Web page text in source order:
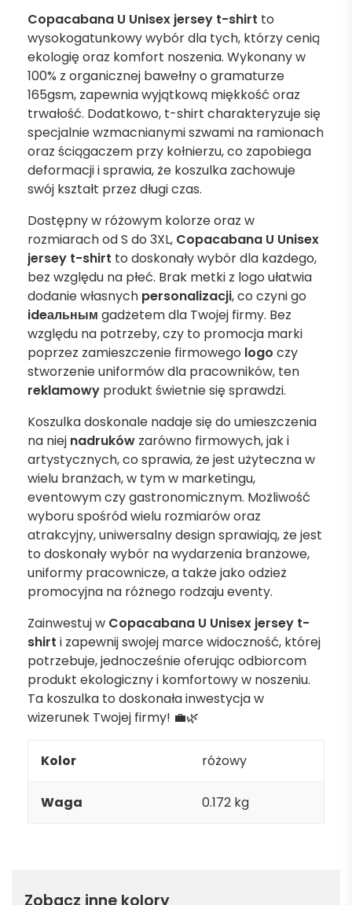
Copacabana U Unisex jersey t-shirt to
wysokogatunkowy wybór dla tych, którzy cenią
ekologię oraz komfort noszenia. Wykonany w
100% z organicznej bawełny o gramaturze
165gsm, zapewnia wyjątkową miękkość oraz
trwałość. Dodatkowo, t-shirt charakteryzuje się
specjalnie wzmacnianymi szwami na ramionach
oraz ściągaczem przy kołnierzu, co zapobiega
deformacji i sprawia, że koszulka zachowuje
swój kształt przez długi czas.
Dostępny w różowym kolorze oraz w
rozmiarach od S do 3XL, Copacabana U Unisex
jersey t-shirt to doskonały wybór dla każdego,
bez względu na płeć. Brak metki z logo ułatwia
dodanie własnych personalizacji, co czyni go
ideальным gadżetem dla Twojej firmy. Bez
względu na potrzeby, czy to promocja marki
poprzez zamieszczenie firmowego logo czy
stworzenie uniformów dla pracowników, ten
reklamowy produkt świetnie się sprawdzi.
Koszulka doskonale nadaje się do umieszczenia
na niej nadruków zarówno firmowych, jak i
artystycznych, co sprawia, że jest użyteczna w
wielu branżach, w tym w marketingu,
eventowym czy gastronomicznym. Możliwość
wyboru spośród wielu rozmiarów oraz
atrakcyjny, uniwersalny design sprawiają, że jest
to doskonały wybór na wydarzenia branżowe,
uniformy pracownicze, a także jako odzież
promocyjna na różnego rodzaju eventy.
Zainwestuj w Copacabana U Unisex jersey t-
shirt i zapewnij swojej marce widoczność, której
potrzebuje, jednocześnie oferując odbiorcom
produkt ekologiczny i komfortowy w noszeniu.
Ta koszulka to doskonała inwestycja w
wizerunek Twojej firmy! 💼🌿
Kolor różowy
Waga 0.172 kg
Zobacz inne kolory